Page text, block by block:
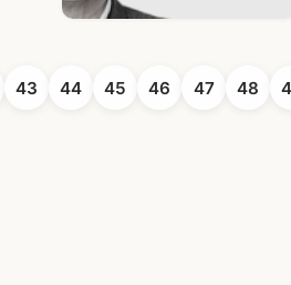
43 44 45 46 47 48